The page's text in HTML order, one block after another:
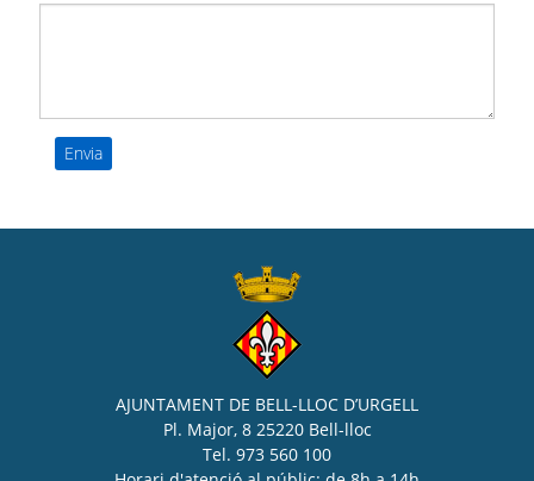
AJUNTAMENT DE BELL-LLOC D’URGELL
Pl. Major, 8 25220 Bell-lloc
Tel. 973 560 100